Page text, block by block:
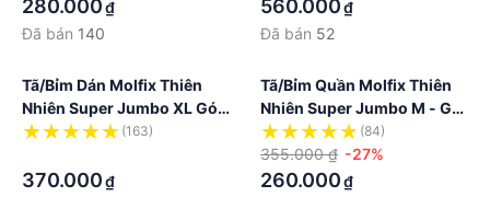
280.000₫
Đã bán 140
560.000₫
Đã bán 52
Tã/bỉm Dán Molfix Thiên
Nhiên Super Jumbo XL Gói
62+2 Miếng (163)
370.000₫
Tã/bỉm Quần Molfix Thiên
Nhiên Super Jumbo M - Gói
60 Miếng
(84)
355.000 ₫ -27%
260.000₫